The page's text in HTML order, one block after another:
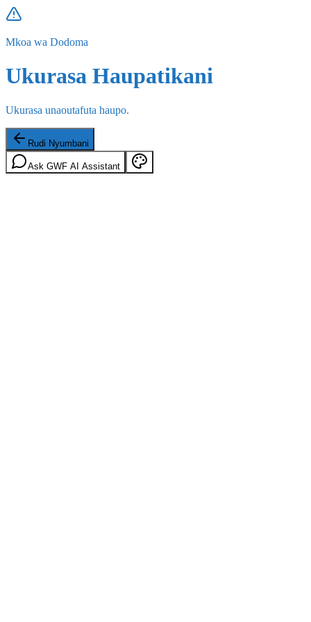
Mkoa wa Dodoma
Ukurasa Haupatikani
Ukurasa unaoutafuta haupo.
Rudi Nyumbani
Ask GWF AI Assistant